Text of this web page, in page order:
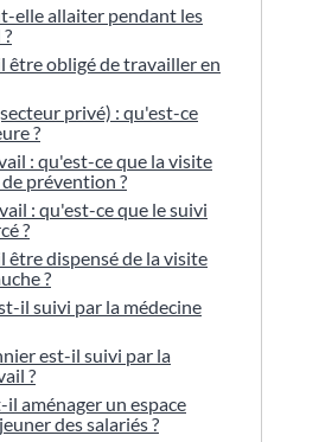
elle allaiter pendant les
être obligé de travailler en
privé) : qu'est-ce
?
: qu'est-ce que la visite
prévention ?
: qu'est-ce que le suivi
?
être dispensé de la visite
?
il suivi par la médecine
est-il suivi par la
?
aménager un espace
des salariés ?